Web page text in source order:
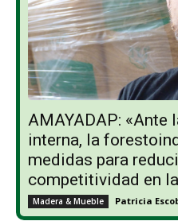
AMAYADAP: «Ante
interna, la
medidas para
competitividad en
Madera & Mueble Patricia